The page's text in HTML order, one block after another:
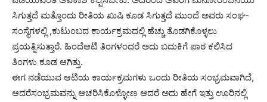
ಸಿಗುತ್ತದೆ ಮತ್ತೊಂದು ರೀತಿಯ ಖುಷಿ ಕೂಡ ಸಿಗುತ್ತದೆ ಮುಂದೆ ಅವರು ಸಂಘ-
ಸಂಸ್ಥೆಗಳಲ್ಲಿ ,ಕುಟುಂಬದ ಕಾರ್ಯಕ್ರಮದಲ್ಲಿ ಹೆಚ್ಚು ತೊಡಗಿಕೊಳ್ಳಲು
ಪ್ರಯತ್ನಿಸುತ್ತಾರೆ. ಹಿಂದೆಆಟಿ ತಿಂಗಳಂದರೆ ಅದು ಬದುಕಿಗೆ ಪಾಠ ಕಲಿಸಿದ
ತಿಂಗಳು ಕೂಡ ಆಗಿತ್ತು.
ಈಗ ನಡೆಯುವ ಆಟಿಯ ಕಾರ್ಯಕ್ರಮಗಳು ಒಂದು ರೀತಿಯ ಸಂಭ್ರಮವಾಗಿದೆ,
ಆದರೆಸಂಭ್ರಮವನ್ನು ಆಚರಿಸಿಕೊಳ್ಳೋಣ ಆದರೆ ಅದು ಹೇಗೆ ಇತ್ತು ಊರಿನಲ್ಲಿ